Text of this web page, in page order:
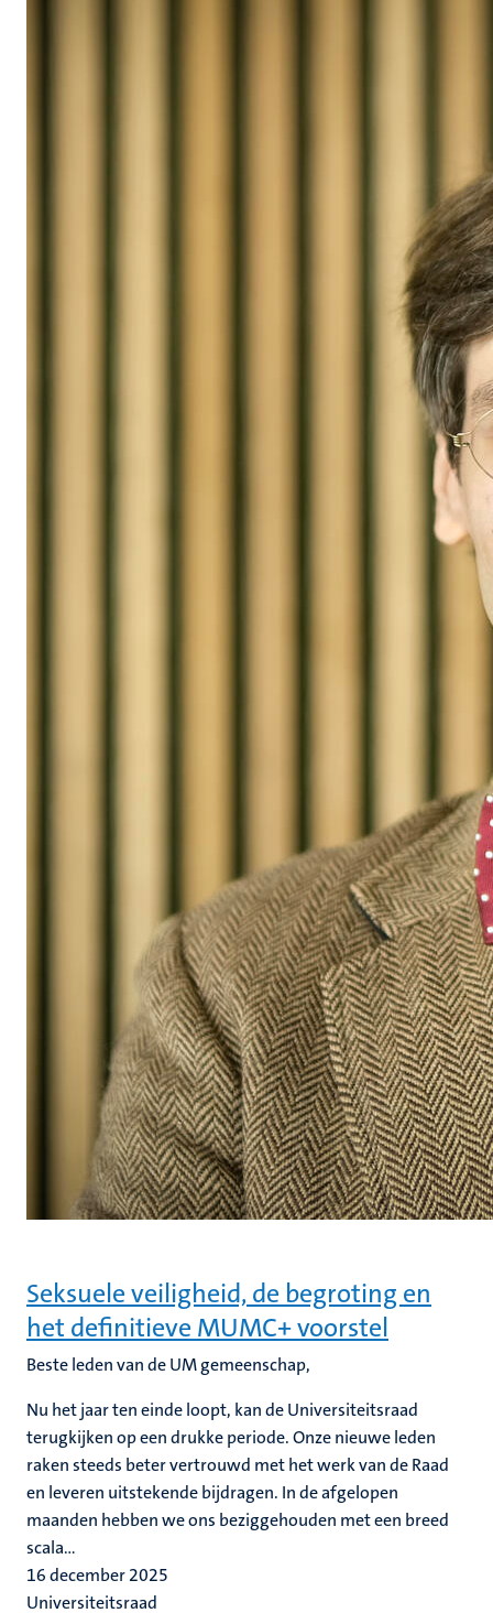
Seksuele veiligheid, de begroting en
het definitieve MUMC+ voorstel
Beste leden van de UM gemeenschap,
Nu het jaar ten einde loopt, kan de Universiteitsraad
terugkijken op een drukke periode. Onze nieuwe leden
raken steeds beter vertrouwd met het werk van de Raad
en leveren uitstekende bijdragen. In de afgelopen
maanden hebben we ons beziggehouden met een breed
scala...
16 december 2025
Universiteitsraad